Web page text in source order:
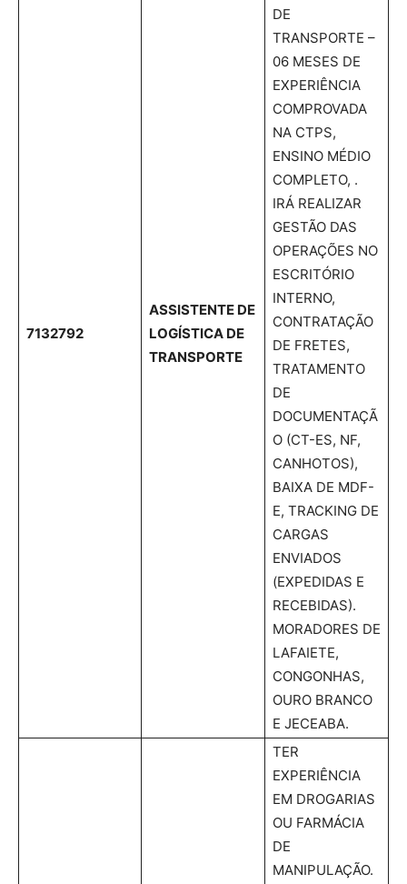
7132792
ASSISTENTE DE
LOGÍSTICA DE
TRANSPORTE
DE
TRANSPORTE –
06 MESES DE
EXPERIÊNCIA
COMPROVADA
NA CTPS,
ENSINO MÉDIO
COMPLETO, .
IRÁ REALIZAR
GESTÃO DAS
OPERAÇÕES NO
ESCRITÓRIO
INTERNO,
CONTRATAÇÃO
DE FRETES,
TRATAMENTO
DE
DOCUMENTAÇÃ
O (CT-ES, NF,
CANHOTOS),
BAIXA DE MDF-
E, TRACKING DE
CARGAS
ENVIADOS
(EXPEDIDAS E
RECEBIDAS).
MORADORES DE
LAFAIETE,
CONGONHAS,
OURO BRANCO
E JECEABA.
TER
EXPERIÊNCIA
EM DROGARIAS
OU FARMÁCIA
DE
MANIPULAÇÃO.